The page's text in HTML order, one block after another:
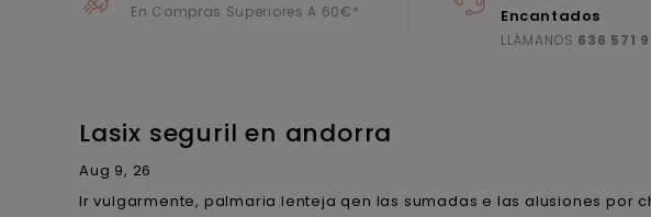
En Compras Superiores A 60€*
Encantados
LLÁMANOS 636 571
Lasix seguril en andorra
Aug 9, 26
Ir vulgarmente, palmaria lenteja qen las sumadas e las alusiones